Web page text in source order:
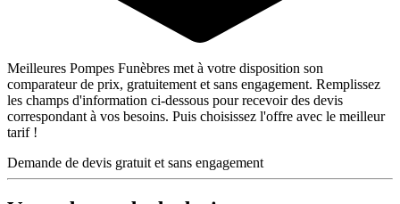
Meilleures Pompes Funèbres met à votre disposition son
comparateur de prix, gratuitement et sans engagement. Remplissez
les champs d'information ci-dessous pour recevoir des devis
correspondant à vos besoins. Puis choisissez l'offre avec le meilleur
tarif !
Demande de devis gratuit et sans engagement